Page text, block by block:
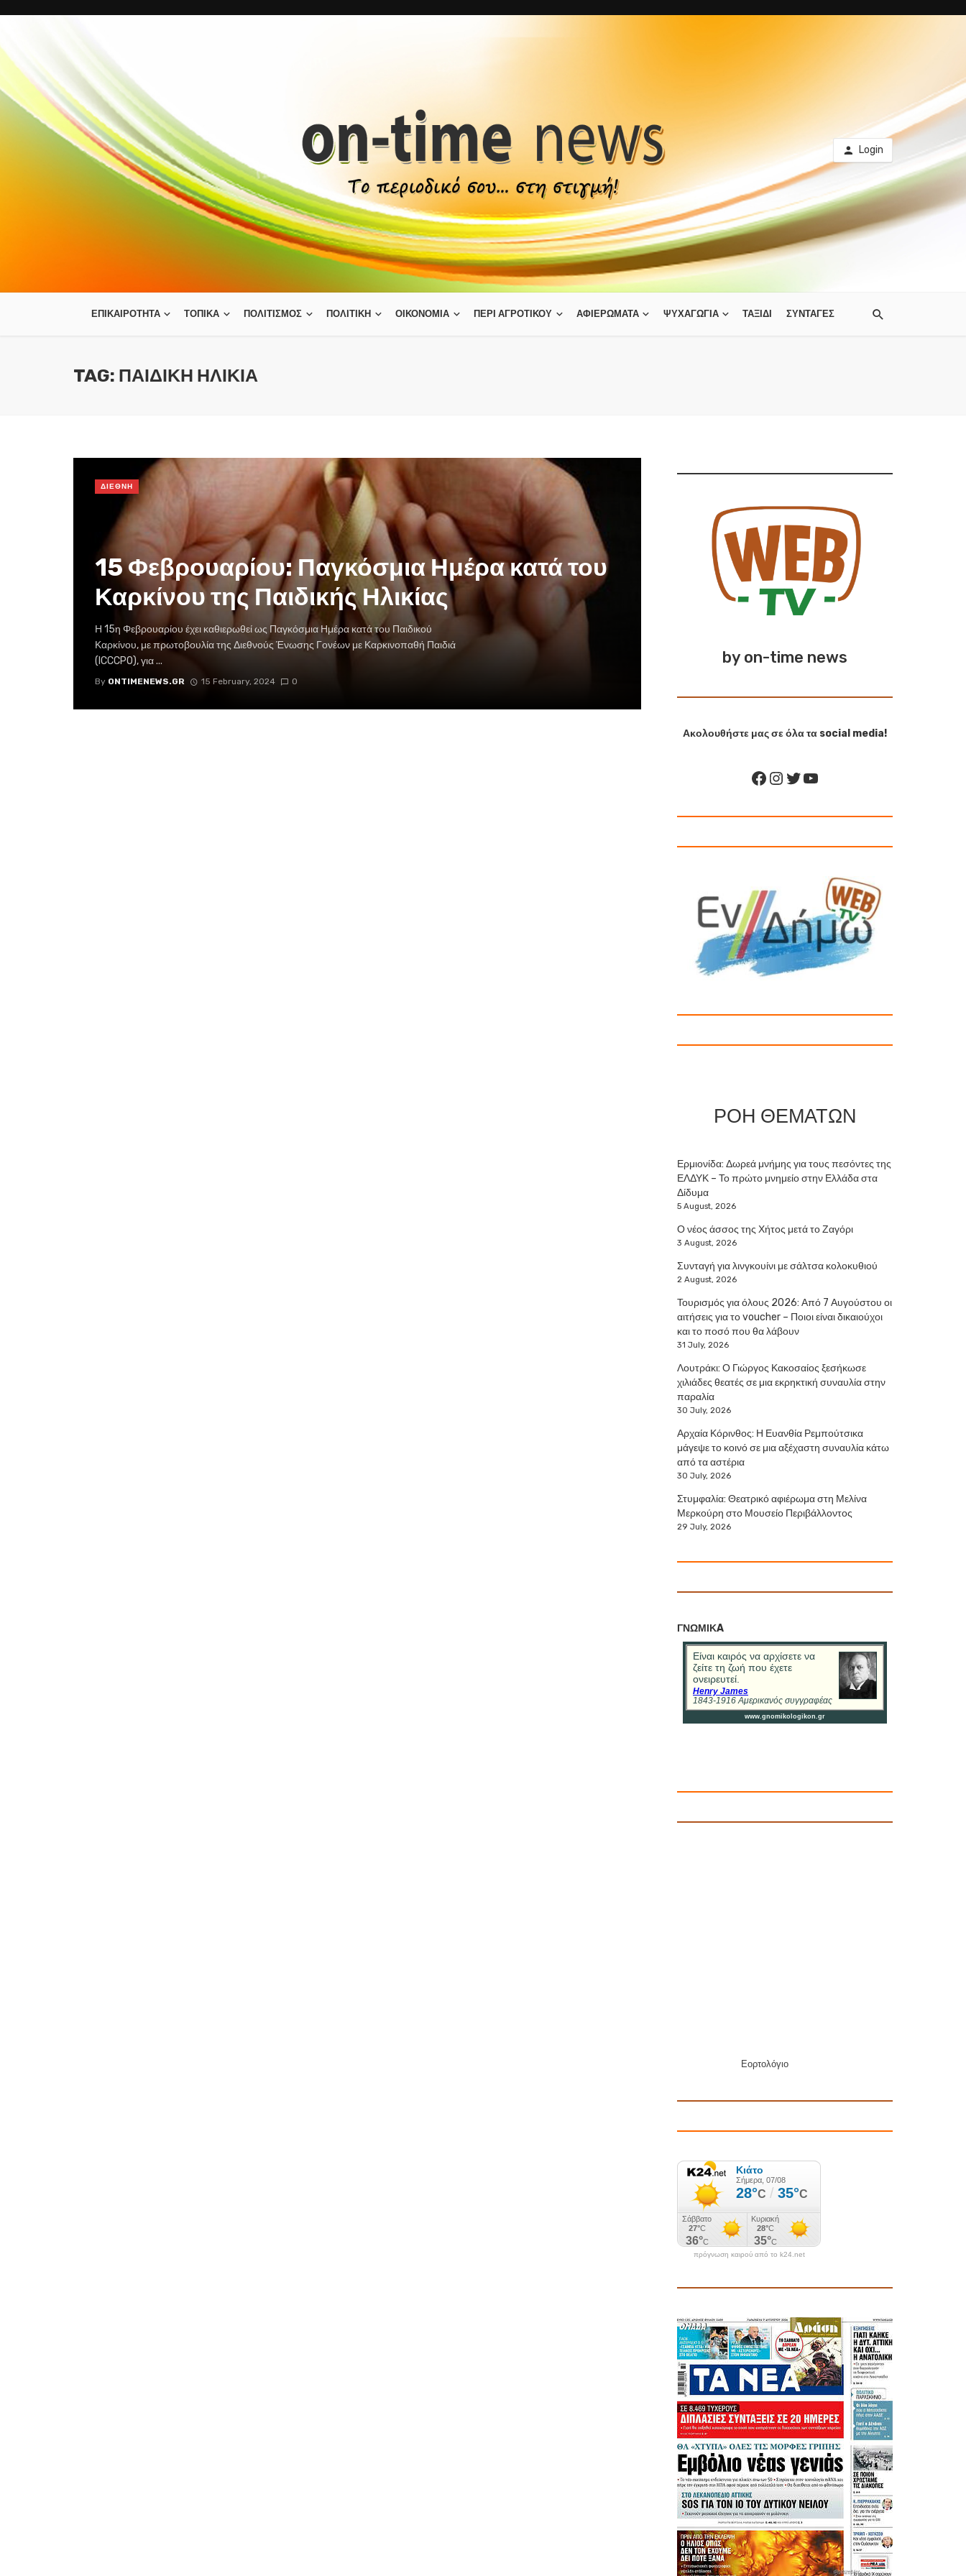
Login
ΕΠΙΚΑΙΡΟΤΗΤΑ ΤΟΠΙΚΑ ΠΟΛΙΤΙΣΜΟΣ ΠΟΛΙΤΙΚΗ ΟΙΚΟΝΟΜΙΑ ΠΕΡΙ ΑΓΡΟΤΙΚΟΥ ΑΦΙΕΡΩΜΑΤΑ ΨΥΧΑΓΩΓΙΑ ΤΑΞΙΔΙ ΣΥΝΤΑΓΕΣ
TAG: ΠΑΙΔΙΚΗ ΗΛΙΚΙΑ
15 Φεβρουαρίου: Παγκόσμια Ημέρα κατά του
Καρκίνου της Παιδικής Ηλικίας
Η 15η Φεβρουαρίου έχει καθιερωθεί ως Παγκόσμια Ημέρα κατά του Παιδικού
Καρκίνου, με πρωτοβουλία της Διεθνούς Ένωσης Γονέων με Καρκινοπαθή Παιδιά
(ICCCPO), για ...
By ONTIMENEWS.GR 15 February, 2024 0
ΔΙΕΘΝΗ
by on-time news
Ακολουθήστε μας σε όλα τα social media!
ΡΟΗ ΘΕΜΑΤΩΝ
Ερμιονίδα: Δωρεά μνήμης για τους πεσόντες της
ΕΛΔΥΚ – Το πρώτο μνημείο στην Ελλάδα στα
Δίδυμα
5 August, 2026
Ο νέος άσσος της Χήτος μετά το Ζαγόρι
3 August, 2026
Συνταγή για λινγκουίνι με σάλτσα κολοκυθιού
2 August, 2026
Τουρισμός για όλους 2026: Από 7 Αυγούστου οι
αιτήσεις για το voucher – Ποιοι είναι δικαιούχοι
και το ποσό που θα λάβουν
31 July, 2026
Λουτράκι: Ο Γιώργος Κακοσαίος ξεσήκωσε
χιλιάδες θεατές σε μια εκρηκτική συναυλία στην
παραλία
30 July, 2026
Αρχαία Κόρινθος: Η Ευανθία Ρεμπούτσικα
μάγεψε το κοινό σε μια αξέχαστη συναυλία κάτω
από τα αστέρια
30 July, 2026
Στυμφαλία: Θεατρικό αφιέρωμα στη Μελίνα
Μερκούρη στο Μουσείο Περιβάλλοντος
29 July, 2026
ΓΝΩΜΙΚA
Εορτολόγιο
πρόγνωση καιρού από το k24.net